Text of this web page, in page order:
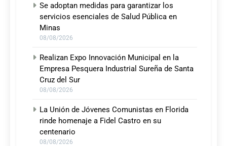
Se adoptan medidas para garantizar los
servicios esenciales de Salud Pública en
Minas
08/08/2026
Realizan Expo Innovación Municipal en la
Empresa Pesquera Industrial Sureña de Santa
Cruz del Sur
08/08/2026
La Unión de Jóvenes Comunistas en Florida
rinde homenaje a Fidel Castro en su
centenario
08/08/2026